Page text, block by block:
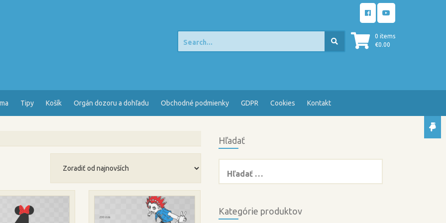
0 items
€0.00
for:
Tipy Košík Orgán dozoru a dohľadu Obchodné podmienky GDPR Cookies Kontakt
Hľadať
Kategórie produktov